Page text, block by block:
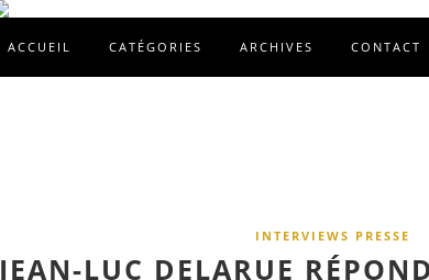
ACCUEIL CATÉGORIES ARCHIVES CONTACT
INTERVIEWS PRESSE
JEAN-LUC DELARUE